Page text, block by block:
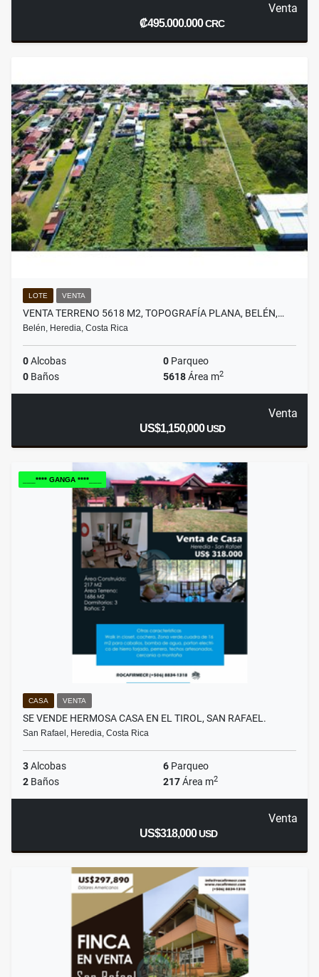
Venta
₡495.000.000CRC
LOTE VENTA
VENTA TERRENO 5618 M2, TOPOGRAFÍA PLANA, BELÉN,…
Belén, Heredia, Costa Rica
0Alcobas 0 Parqueo
0 Baños 5618Área m2
Venta
US$1,150,000USD
___**** GANGA ****___
CASA VENTA
SE VENDE HERMOSA CASA EN EL TIROL, SAN RAFAEL.
San Rafael, Heredia, Costa Rica
3Alcobas 6 Parqueo
2 Baños 217Área m2
Venta
US$318,000USD